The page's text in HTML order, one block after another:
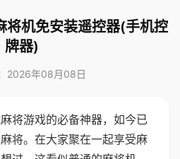
将机免安装遥控器(手机控
牌器)
2026年08月08日
将游戏的必备神器，如今已
将。在大家聚在一起享受麻